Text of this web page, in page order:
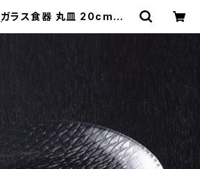
ラス食器 丸皿 20cm｜G